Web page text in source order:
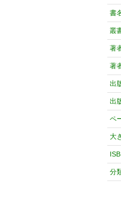
書
叢
著
著
出
出
ペ
大
分